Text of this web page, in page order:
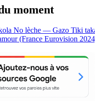
moment
No lèche — Gazo Tiki
(France Eurovision